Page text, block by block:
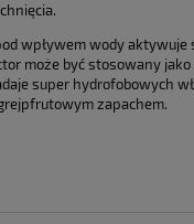
wpływem wody
może być stosowany
super hydrofobowych
zapachem.